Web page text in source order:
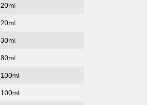
20ml
20ml
30ml
80ml
100ml
100ml